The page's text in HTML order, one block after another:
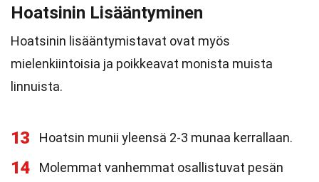
Hoatsinin Lisääntyminen
Hoatsinin lisääntymistavat ovat myös
mielenkiintoisia ja poikkeavat monista muista
linnuista.
13 Hoatsin munii yleensä 2-3 munaa kerrallaan.
14
Molemmat vanhemmat osallistuvat pesän